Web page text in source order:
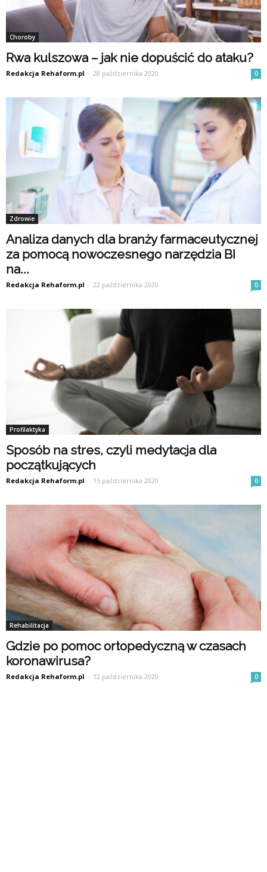
Choroby
Rwa kulszowa – jak nie dopuścić do ataku?
Redakcja Rehaform.pl - 28 października 2020 0
Zdrowie
Analiza danych dla branży farmaceutycznej
za pomocą nowoczesnego narzędzia BI
na...
Redakcja Rehaform.pl - 22 października 2020 0
Profilaktyka
Sposób na stres, czyli medytacja dla
początkujących
Redakcja Rehaform.pl - 15 października 2020 0
Rehabilitacja
Gdzie po pomoc ortopedyczną w czasach
koronawirusa?
Redakcja Rehaform.pl - 12 października 2020 0